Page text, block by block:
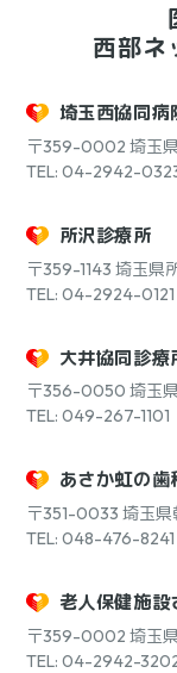
西部ネ
埼玉西協同病
〒359-0002 埼玉
TEL: 04-2942-
所沢診療所
〒359-1143 埼玉県
TEL: 04-2924-0121
大井協同診療
〒356-0050 埼玉
TEL: 049-267-1101
あさか虹の歯
〒351-0033 埼玉
TEL: 048-476-8241
老人保健施設
〒359-0002 埼玉
TEL: 04-2942-